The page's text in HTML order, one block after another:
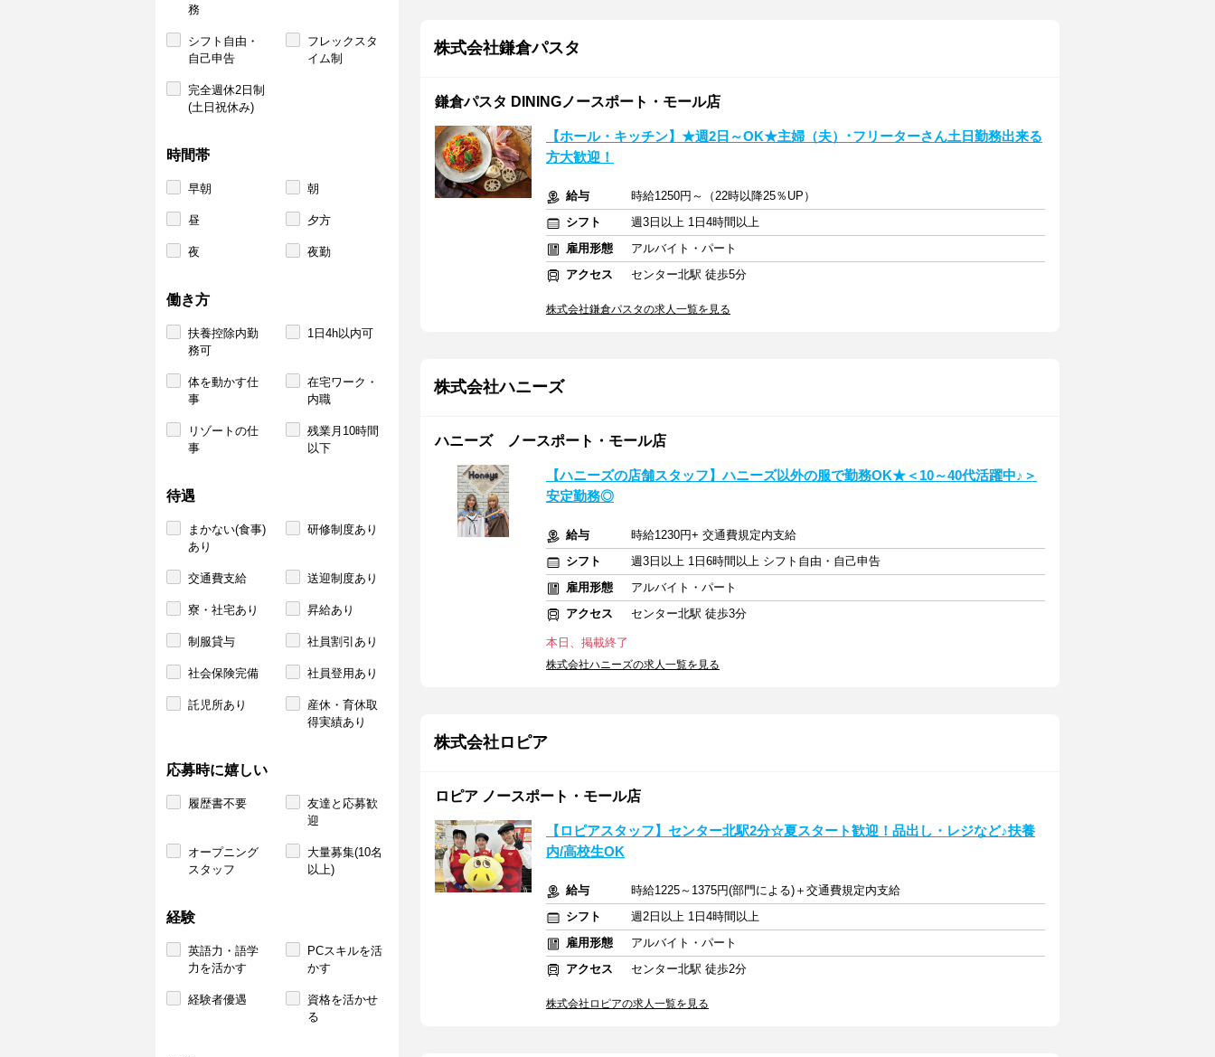
務
シフト自由・
自己申告
フレックスタ
イム制
完全週休2日制
(土日祝休み)
時間帯
早朝 朝
昼 夕方
夜 夜勤
働き方
扶養控除内勤
務可
1日4h以内可
体を動かす仕
事
在宅ワーク・
内職
リゾートの仕
事
残業月10時間
以下
待遇
まかない(食事)
あり
研修制度あり
交通費支給 送迎制度あり
寮・社宅あり 昇給あり
制服貸与 社員割引あり
社会保険完備 社員登用あり
託児所あり
産休・育休取
得実績あり
応募時に嬉しい
履歴書不要
友達と応募歓
迎
オープニング
スタッフ
大量募集(10名
以上)
経験
英語力・語学
力を活かす
PCスキルを活
かす
経験者優遇
資格を活かせ
る
株式会社鎌倉パスタ
鎌倉パスタ DININGノースポート・モール店
【ホール・キッチン】★週2日～OK★主婦（夫）･フリーターさん土日勤務出来る
方大歓迎！
給与
時給1250円～（22時以降25％UP）
シフト
週3日以上 1日4時間以上
雇用形態
アルバイト・パート
アクセス
センター北駅 徒歩5分
株式会社鎌倉パスタの求人一覧を見る
株式会社ハニーズ
ハニーズ ノースポート・モール店
【ハニーズの店舗スタッフ】ハニーズ以外の服で勤務OK★＜10～40代活躍中♪＞
安定勤務◎
給与
時給1230円+ 交通費規定内支給
シフト
週3日以上 1日6時間以上 シフト自由・自己申告
雇用形態
アルバイト・パート
アクセス
センター北駅 徒歩3分
本日、掲載終了
株式会社ハニーズの求人一覧を見る
株式会社ロピア
ロピア ノースポート・モール店
【ロピアスタッフ】センター北駅2分☆夏スタート歓迎！品出し・レジなど♪扶養
内/高校生OK
給与
時給1225～1375円(部門による)＋交通費規定内支給
シフト
週2日以上 1日4時間以上
雇用形態
アルバイト・パート
アクセス
センター北駅 徒歩2分
株式会社ロピアの求人一覧を見る